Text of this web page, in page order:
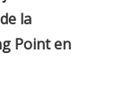
la
Point en